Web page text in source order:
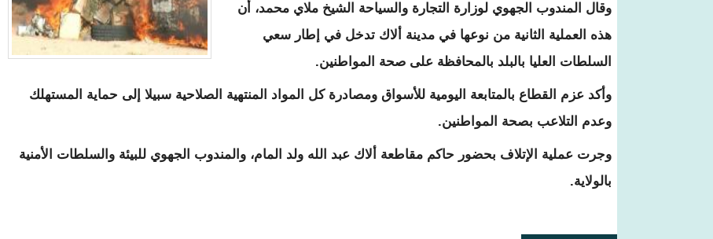
وقال المندوب الجهوي لوزارة التجارة والسياحة الشيخ ملاي محمد، أن
هذه العملية الثانية من نوعها في مدينة ألاك تدخل في إطار سعي
السلطات العليا بالبلد بالمحافظة على صحة المواطنين.
وأكد عزم القطاع بالمتابعة اليومية للأسواق ومصادرة كل المواد المنتهية الصلاحية سبيلا إلى حماية المستهلك
وعدم التلاعب بصحة المواطنين.
وجرت عملية الإتلاف بحضور حاكم مقاطعة ألاك عبد الله ولد المام، والمندوب الجهوي للبيئة والسلطات الأمنية
بالولاية.